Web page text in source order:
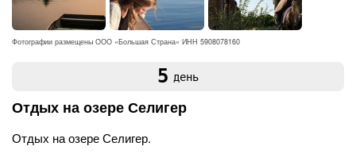
Фотографии размещены ООО «Большая Страна» ИНН 5908078160
5 день
Отдых на озере Селигер
Отдых на озере Селигер.